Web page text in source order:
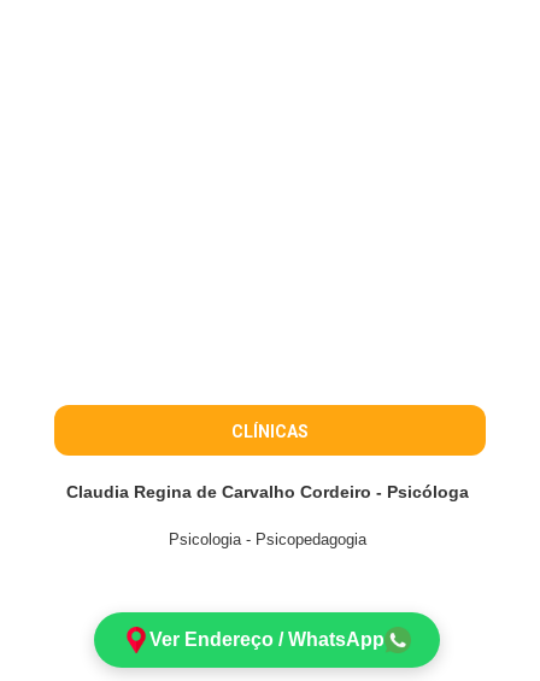
CLÍNICAS
Claudia Regina de Carvalho Cordeiro - Psicóloga
Psicologia - Psicopedagogia
Ver Endereço / WhatsApp